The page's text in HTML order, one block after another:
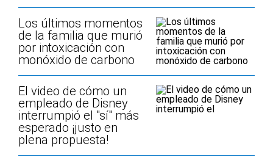
Los últimos momentos
de la familia que murió
por intoxicación con
monóxido de carbono
El video de cómo un
empleado de Disney
interrumpió el "sí" más
esperado ¡justo en
plena propuesta!